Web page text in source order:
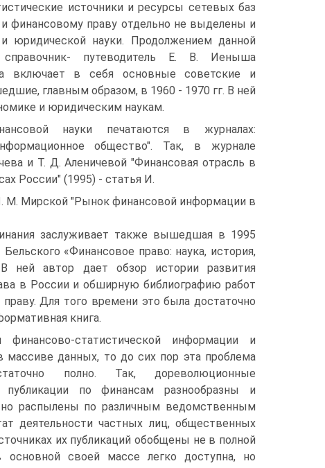
источники и ресурсы сетевых баз
праву отдельно не выделены и
юридической науки. Продолжением данной
путеводитель Е. В. Иеныша
включает в себя основные советские и
главным образом, в 1960 - 1970 гг. В ней
и юридическим наукам.
науки печатаются в журналах:
общество". Так, в журнале
и Т. Д. Аленичевой "Финансовая отрасль в
России" (1995) - статья И.
М. Мирской "Рынок финансовой информации в
заслуживает также вышедшая в 1995
Бельского «Финансовое право: наука, история,
В ней автор дает обзор истории развития
в России и обширную библиографию работ
Для того времени это была достаточно
книга.
финансово-статистической информации и
массиве данных, то до сих пор эта проблема
полно. Так, дореволюционные
публикации по финансам разнообразны и
распылены по различным ведомственным
деятельности частных лиц, общественных
их публикаций обобщены не в полной
основной своей массе легко доступна, но